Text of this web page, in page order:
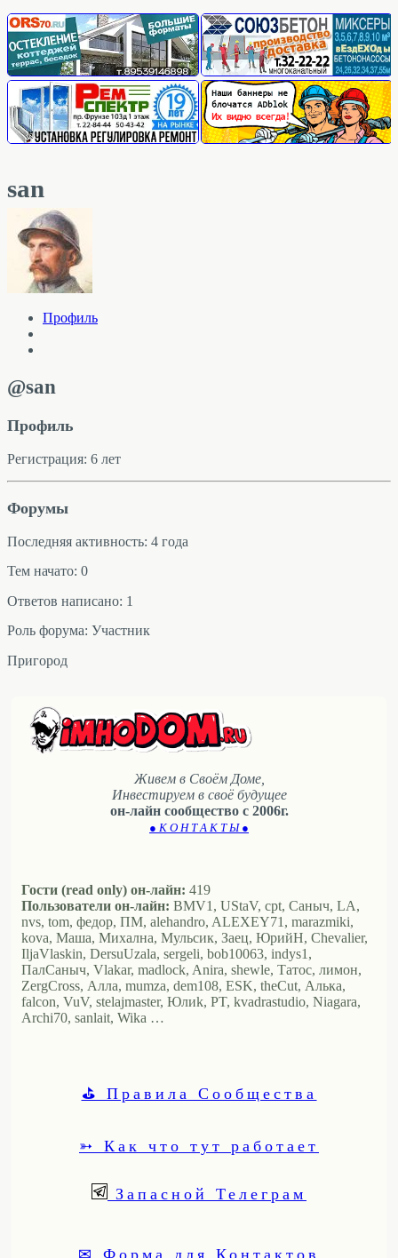
san
Профиль
@san
Профиль
Регистрация: 6 лет
Форумы
Последняя активность: 4 года
Тем начато: 0
Ответов написано: 1
Роль форума: Участник
Пригород
Живем в Своём Доме,
Инвестируем в своё будущее
он-лайн сообщество с 2006г.
● К О Н Т А К Т Ы ●
Гости (read only) он-лайн: 419
Пользователи он-лайн: BMV1, UStaV, cpt, Саныч, LA,
nvs, tom, федор, ПМ, alehandro, ALEXEY71, marazmiki,
kova, Маша, Михална, Мульсик, Заец, ЮрийН, Chevalier,
IljaVlaskin, DersuUzala, sergeli, bob10063, indys1,
ПалСаныч, Vlakar, madlock, Anira, shewle, Татос, лимон,
ZergCross, Алла, mumza, dem108, ESK, theCut, Алька,
falcon, VuV, stelajmaster, Юлиk, PT, kvadrastudio, Niagara,
Archi70, sanlait, Wika …
⛳ Правила Сообщества
➳ Как что тут работает
Запасной Телеграм
✉ Форма для Контактов